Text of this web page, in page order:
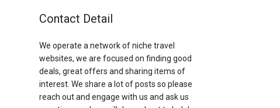
Contact Detail
We operate a network of niche travel
websites, we are focused on finding good
deals, great offers and sharing items of
interest. We share a lot of posts so please
reach out and engage with us and ask us